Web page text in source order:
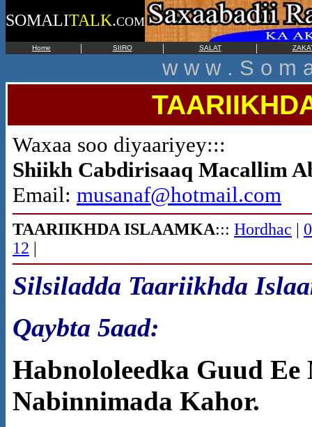
SOMALITALK.COM
Home | SIIRO | SALAT |
w w w . S o m
Waxaa soo diyaariyey:::
Shiikh Cabdirisaaq Macallim
Email: musanaf@hotmail.com
TAARIIKHDA ISLAAMKA::: Hordhac |
12 |
Silsiladda Taariikhda
Qaybta 5aad:
Habnololeedka Guud Ee
Nabinnimada Kahor.